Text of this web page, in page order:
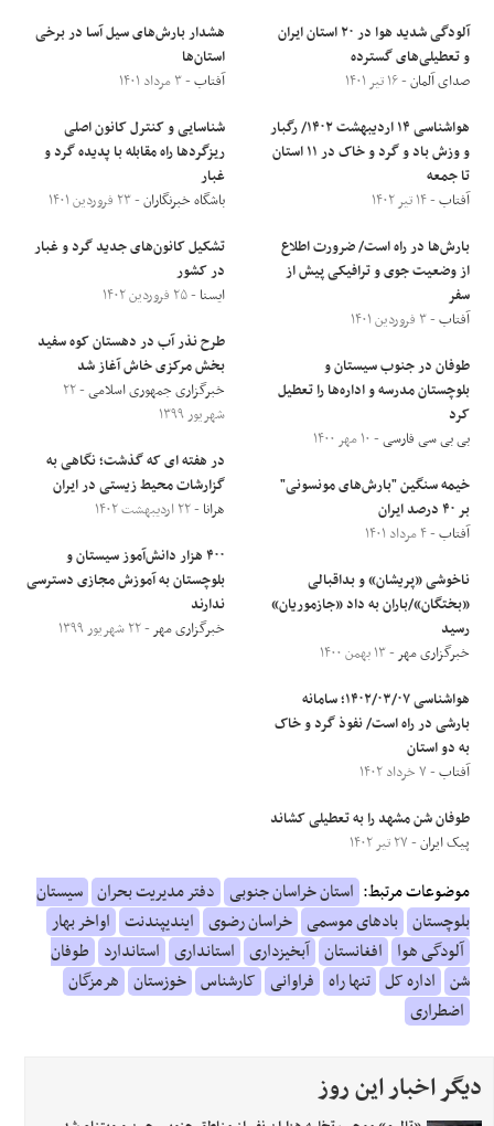
آلودگی شدید هوا در ۲۰ استان ایران
و تعطیلی‌های گسترده
صدای آلمان- ۱۶ تیر ۱۴۰۱
هواشناسی ۱۴ اردیبهشت ۱۴۰۲/ رگبار
و وزش باد و گرد و خاک در ۱۱ استان
تا جمعه
آفتاب- ۱۴ تیر ۱۴۰۲
بارش‌ها در راه است/ ضرورت اطلاع
از وضعیت جوی و ترافیکی پیش از
سفر
آفتاب- ۳ فروردین ۱۴۰۱
طوفان در جنوب سیستان و
بلوچستان مدرسه‌ و اداره‌ها را تعطیل
کرد
بی بی سی فارسی- ۱۰ مهر ۱۴۰۰
خیمه سنگین "بارش‌های مونسونی"
بر ۴۰ درصد ایران
آفتاب- ۴ مرداد ۱۴۰۱
ناخوشی «پریشان» و بداقبالی
«بختگان»/باران به داد «جازموریان»
رسید
خبرگزاری مهر- ۱۳ بهمن ۱۴۰۰
هواشناسی ۱۴۰۲/۰۳/۰۷؛ سامانه
بارشی در راه است/ نفوذ گرد و خاک
به دو استان
آفتاب- ۷ خرداد ۱۴۰۲
طوفان شن مشهد را به تعطیلی کشاند
پیک ایران- ۲۷ تیر ۱۴۰۲
هشدار بارش‌های سیل آسا در برخی
استان‌ها
آفتاب- ۳ مرداد ۱۴۰۱
شناسایی و کنترل کانون اصلی
ریزگرد‌ها راه مقابله با پدیده گرد و
غبار
باشگاه خبرنگاران- ۲۳ فروردین ۱۴۰۱
تشکیل کانون‌های جدید گرد و غبار
در کشور
ایسنا - ۲۵ فروردین ۱۴۰۲
طرح نذر آب در دهستان کوه سفید
بخش مرکزی خاش آغاز شد
خبرگزاری جمهوری اسلامی - ۲۲
شهریور ۱۳۹۹
در هفته ای که گذشت؛ نگاهی به
گزارشات محیط زیستی در ایران
هرانا - ۲۲ اردیبهشت ۱۴۰۲
۴۰۰ هزار دانش‌آموز سیستان و
بلوچستان به آموزش مجازی دسترسی
ندارند
خبرگزاری مهر- ۲۲ شهریور ۱۳۹۹
موضوعات مرتبط: استان خراسان جنوبی دفتر مدیریت بحران سیستان
بلوچستان بادهای موسمی خراسان رضوی ایندیپندنت اواخر بهار
آلودگی هوا افغانستان آبخیزداری استانداری استاندارد طوفان
شن اداره کل تنها راه فراوانی کارشناس خوزستان هرمزگان
اضطراری
دیگر اخبار این روز